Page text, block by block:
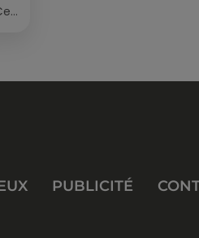
PUBLICITÉ